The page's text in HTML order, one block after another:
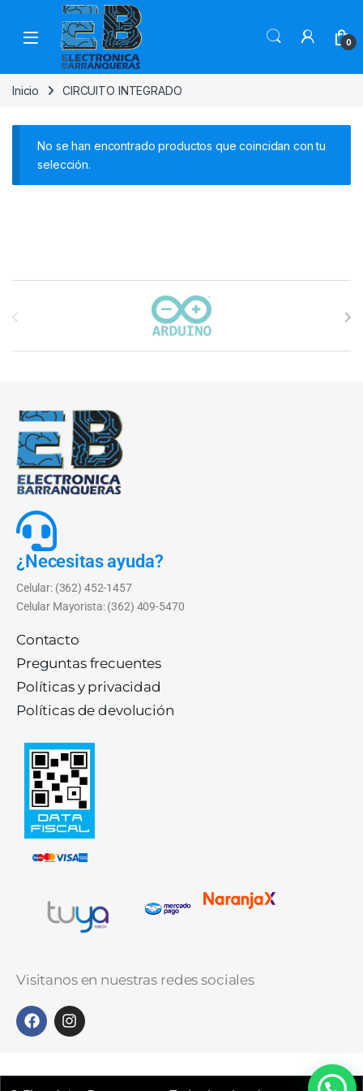
0
Inicio CIRCUITO INTEGRADO
No se han encontrado productos que coincidan con tu
selección.
Carrusel de marcas
¿Necesitas ayuda?
Celular: (362) 452-1457
Celular Mayorista: (362) 409-5470
Contacto
Preguntas frecuentes
Políticas y privacidad
Políticas de devolución
Visitanos en nuestras redes sociales